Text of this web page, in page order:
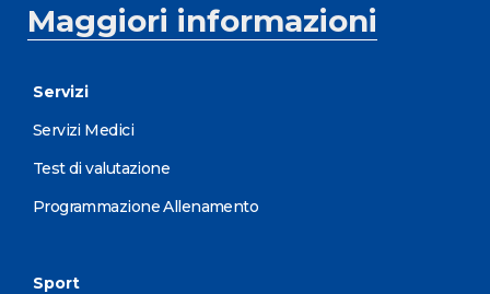
Maggiori informazioni
Servizi
Servizi Medici
Test di valutazione
Programmazione Allenamento
Sport